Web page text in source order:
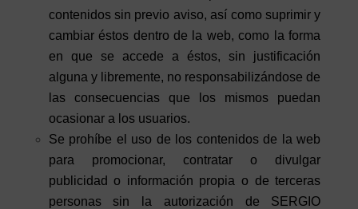
contenidos sin previo aviso, así como suprimir y
cambiar éstos dentro de la web, como la forma
en que se accede a éstos, sin justificación
alguna y libremente, no responsabilizándose de
las consecuencias que los mismos puedan
ocasionar a los usuarios.
Se prohíbe el uso de los contenidos de la web
para promocionar, contratar o divulgar
publicidad o información propia o de terceras
personas sin la autorización de SERGIO